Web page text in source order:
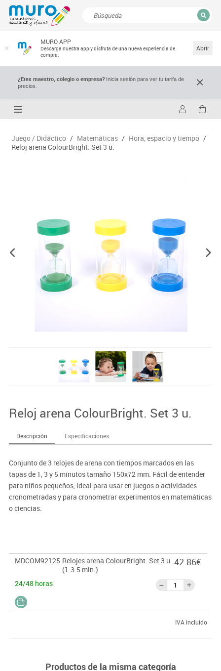
MURO APP
Descarga nuestra app y disfruta de una nueva experiencia de
compra.
Abrir
¿Eres maestro, colegio o empresa?Inicia sesión para ver tu tarifa de
precios.
Juego / Didáctico / Matemáticas / Hora, espacio y tiempo /
Reloj arena ColourBright. Set 3 u.
Reloj arena ColourBright. Set 3 u.
Descripción Especificaciones
Conjunto de 3 relojes de arena con tiempos marcados en las
tapas de 1, 3 y 5 minutos tamaño 150x72 mm. Fácil de entender
para niños pequeños, ideal para usar en juegos o actividades
cronometradas y para cronometrar experimentos en matemáticas
o ciencias.
MDCOM92125 Relojes arena ColourBright. Set 3 u.
(1-3-5 min.)
24/48 horas
42.86€
IVA incluido
Productos de la misma categoría